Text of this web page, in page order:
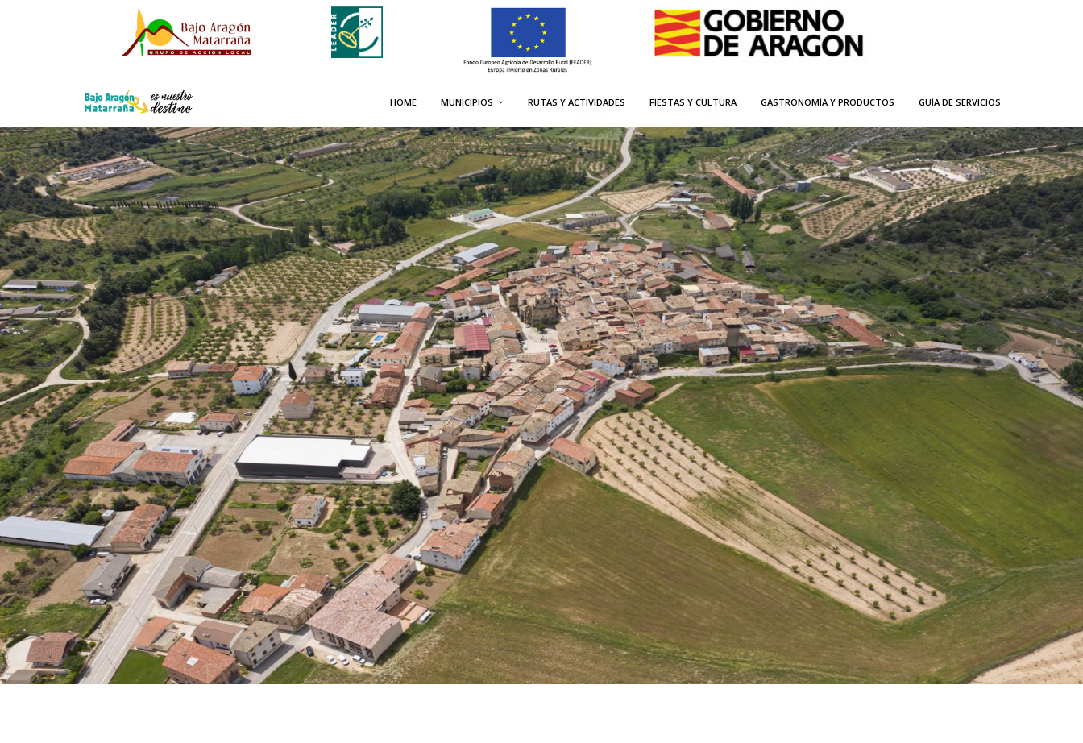
HOME MUNICIPIOS RUTAS Y ACTIVIDADES FIESTAS Y CULTURA GASTRONOMÍA Y PRODUCTOS GUÍA DE SERVICIOS